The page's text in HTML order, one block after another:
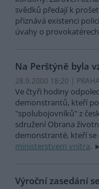
svědků předají k
přiznává existenci
úvahy o
Na Perštýně byla
28.9.2000 18:20 |
Ve čtyři hodiny
demonstrantů, kteří
"spolubojovníků" z
sdružení Obrana
demonstranté, kteří
ministerstvem vnitra.
Výroční zasedání